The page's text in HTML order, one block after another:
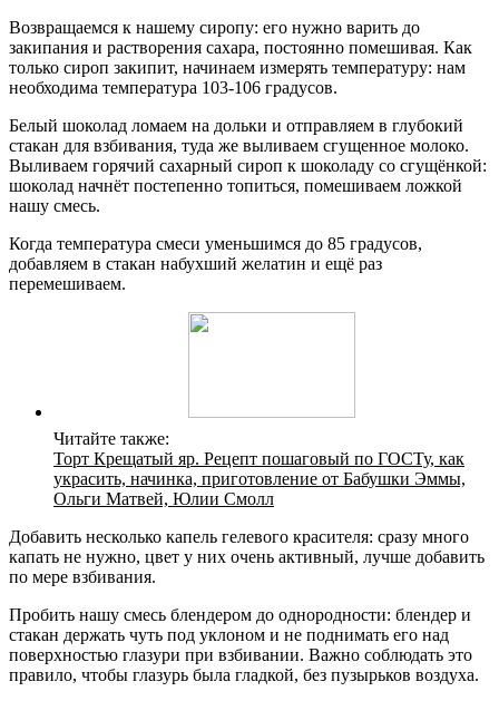
Возвращаемся к нашему сиропу: его нужно варить до
закипания и растворения сахара, постоянно помешивая. Как
только сироп закипит, начинаем измерять температуру: нам
необходима температура 103-106 градусов.
Белый шоколад ломаем на дольки и отправляем в глубокий
стакан для взбивания, туда же выливаем сгущенное молоко.
Выливаем горячий сахарный сироп к шоколаду со сгущёнкой:
шоколад начнёт постепенно топиться, помешиваем ложкой
нашу смесь.
Когда температура смеси уменьшимся до 85 градусов,
добавляем в стакан набухший желатин и ещё раз
перемешиваем.
Читайте также:
Торт Крещатый яр. Рецепт пошаговый по ГОСТу, как
украсить, начинка, приготовление от Бабушки Эммы,
Ольги Матвей, Юлии Смолл
Добавить несколько капель гелевого красителя: сразу много
капать не нужно, цвет у них очень активный, лучше добавить
по мере взбивания.
Пробить нашу смесь блендером до однородности: блендер и
стакан держать чуть под уклоном и не поднимать его над
поверхностью глазури при взбивании. Важно соблюдать это
правило, чтобы глазурь была гладкой, без пузырьков воздуха.